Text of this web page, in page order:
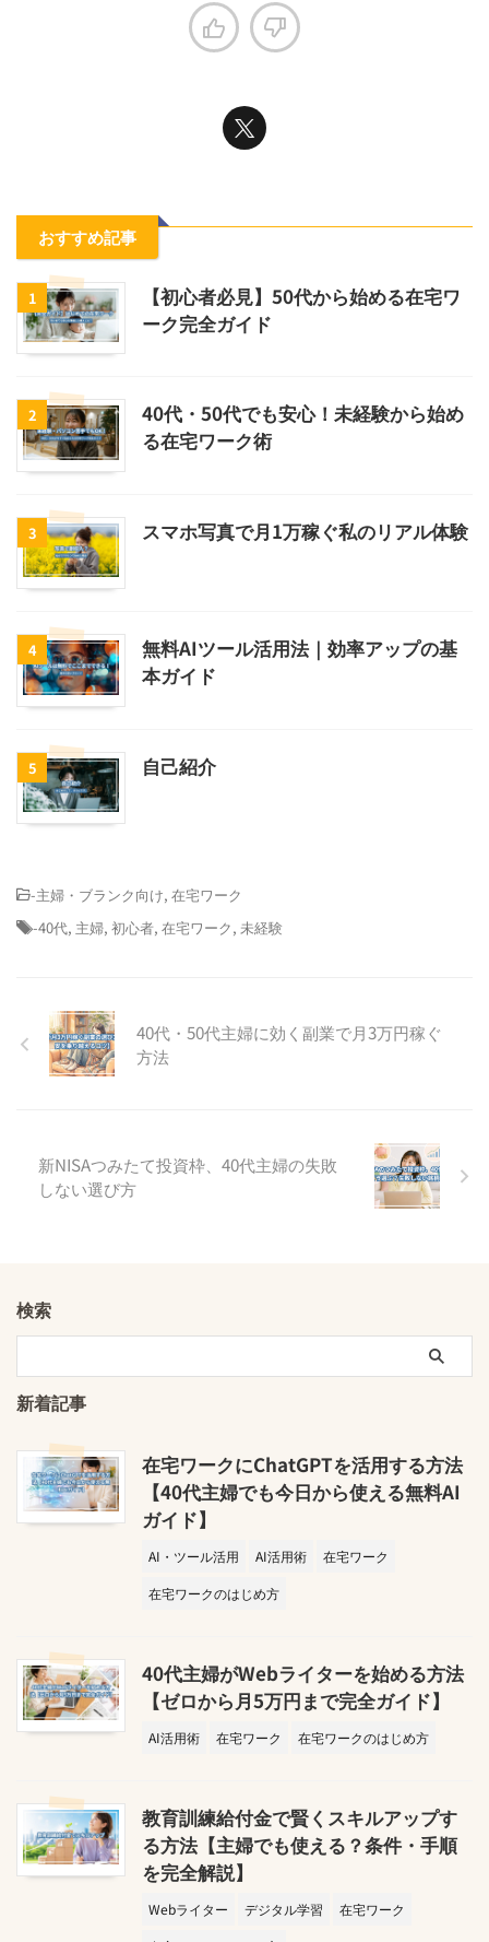
おすすめ記事
1
【初心者必見】50代から始める在宅ワ
ーク完全ガイド
2
40代・50代でも安心！未経験から始め
る在宅ワーク術
3 スマホ写真で月1万稼ぐ私のリアル体験
4
無料AIツール活用法｜効率アップの基
本ガイド
5 自己紹介
-主婦・ブランク向け, 在宅ワーク
-40代, 主婦, 初心者, 在宅ワーク, 未経験
40代・50代主婦に効く副業で月3万円稼ぐ
方法
新NISAつみたて投資枠、40代主婦の失敗
しない選び方
検索
新着記事
在宅ワークにChatGPTを活用する方法
【40代主婦でも今日から使える無料AI
ガイド】
AI・ツール活用 AI活用術
在宅ワーク
在宅ワークのはじめ方
40代主婦がWebライターを始める方法
【ゼロから月5万円まで完全ガイド】
AI活用術 在宅ワーク 在宅ワークのはじめ方
教育訓練給付金で賢くスキルアップす
る方法【主婦でも使える？条件・手順
を完全解説】
Webライター デジタル学習
在宅ワーク